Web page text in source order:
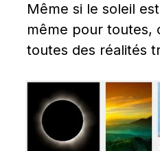
Même si le soleil
même pour toutes,
toutes des réalités